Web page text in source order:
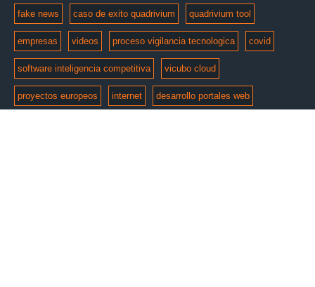
fake news caso de exito quadrivium quadrivium tool
empresas videos proceso vigilancia tecnologica covid
software inteligencia competitiva vicubo cloud
proyectos europeos internet desarrollo portales web